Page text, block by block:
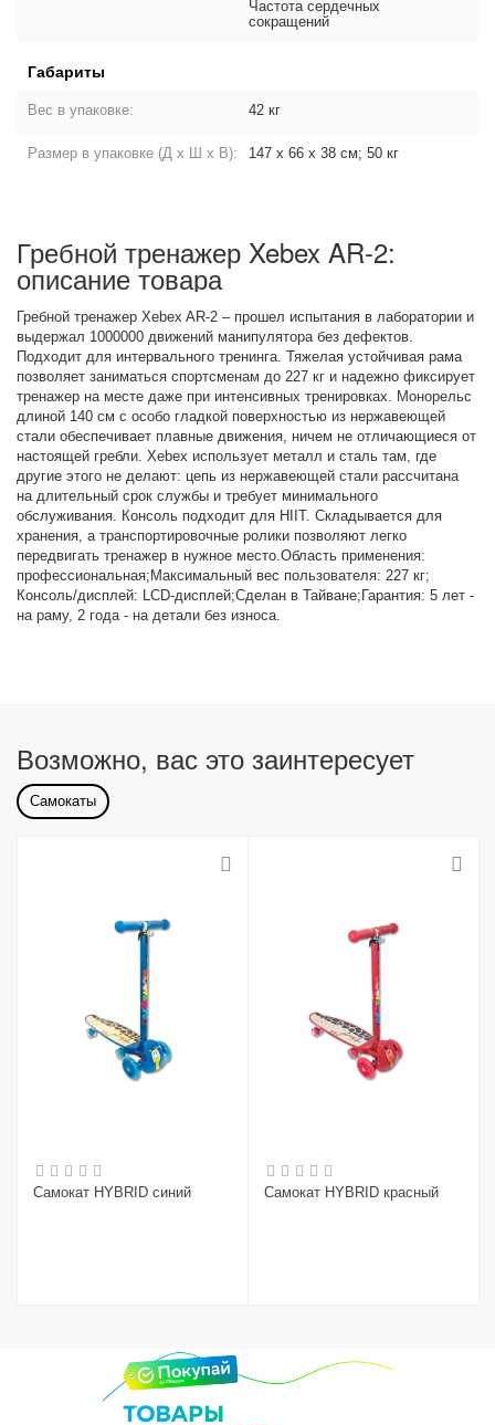
Частота сердечных
сокращений
Габариты
Вес в упаковке: 42 кг
Размер в упаковке (Д х Ш х В): 147 х 66 х 38 см; 50 кг
Гребной тренажер Xebex AR-2:
описание товара
Гребной тренажер Xebex AR-2 – прошел испытания в лаборатории и
выдержал 1000000 движений манипулятора без дефектов.
Подходит для интервального тренинга. Тяжелая устойчивая рама
позволяет заниматься спортсменам до 227 кг и надежно фиксирует
тренажер на месте даже при интенсивных тренировках. Монорельс
длиной 140 см с особо гладкой поверхностью из нержавеющей
стали обеспечивает плавные движения, ничем не отличающиеся от
настоящей гребли. Xebex использует металл и сталь там, где
другие этого не делают: цепь из нержавеющей стали рассчитана
на длительный срок службы и требует минимального
обслуживания. Консоль подходит для HIIT. Складывается для
хранения, а транспортировочные ролики позволяют легко
передвигать тренажер в нужное место.Область применения:
профессиональная;Максимальный вес пользователя: 227 кг;
Консоль/дисплей: LCD-дисплей;Сделан в Тайване;Гарантия: 5 лет -
на раму, 2 года - на детали без износа.
Возможно, вас это заинтересует
Самокаты
Самокат HYBRID синий Самокат HYBRID красный